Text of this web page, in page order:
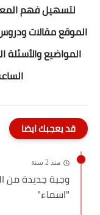
لتسهيل فهم
الموقع مقالات
المواضيع
قد يعجبك ايضا
منذ 2 سنة
وجبة جديدة من
"اسماء"